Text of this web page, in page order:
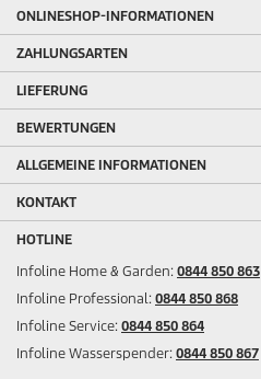
ONLINESHOP-INFORMATIONEN
ZAHLUNGSARTEN
LIEFERUNG
BEWERTUNGEN
ALLGEMEINE INFORMATIONEN
KONTAKT
HOTLINE
Infoline Home & Garden: 0844 850 863
Infoline Professional: 0844 850 868
Infoline Service: 0844 850 864
Infoline Wasserspender: 0844 850 867